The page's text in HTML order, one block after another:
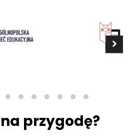
przygodę?